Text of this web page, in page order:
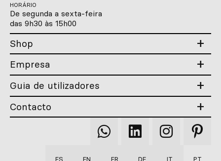
HORÁRIO
De segunda a sexta-feira
das 9h30 às 15h00
Shop
Empresa
Guia de utilizadores
Contacto
Qooqer
WhatsApp
Qooqer
Linkedin
Qooqer
Instagram
Qooqer
ES EN FR DE IT PT